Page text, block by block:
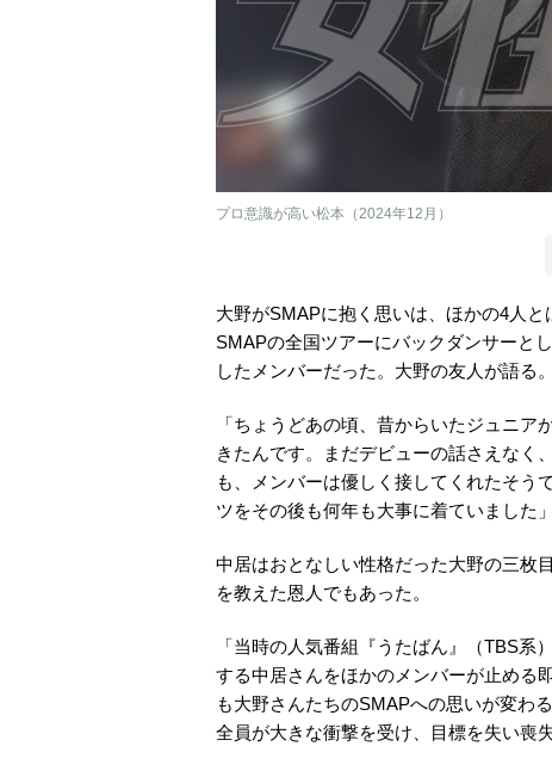
プロ意識が高い松本（2024年12月）
大野がSMAPに抱く思いは、ほかの4人
SMAPの全国ツアーにバックダンサーと
したメンバーだった。大野の友人が語る。
「ちょうどあの頃、昔からいたジュニ
きたんです。まだデビューの話さえなく
も、メンバーは優しく接してくれたそう
ツをその後も何年も大事に着ていました」
中居はおとなしい性格だった大野の三枚
を教えた恩人でもあった。
「当時の人気番組『うたばん』（TBS系
する中居さんをほかのメンバーが止める
も大野さんたちのSMAPへの思いが変わ
全員が大きな衝撃を受け、目標を失い喪